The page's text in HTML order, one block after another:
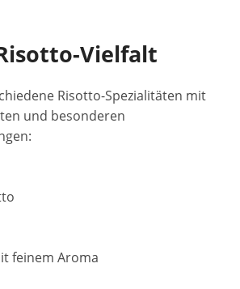
Vielfalt
Risotto-Spezialitäten mit
und besonderen
feinem Aroma